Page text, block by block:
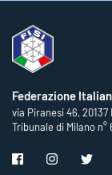
Federazione
via Piranesi 46, 20137
Tribunale di Milano n°